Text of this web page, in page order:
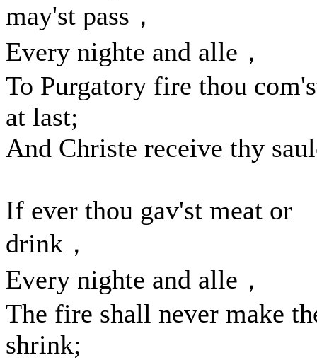
may'st pass，
Every nighte and alle，
To Purgatory fire thou
at last;
And Christe receive thy
If ever thou gav'st meat or
drink，
Every nighte and alle，
The fire shall never make
shrink;